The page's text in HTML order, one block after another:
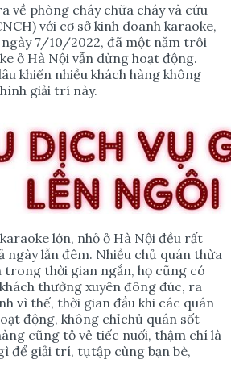
về phòng cháy chữa cháy và cứu
với cơ sở kinh doanh karaoke,
7/10/2022, đã một năm trôi
ở Hà Nội vẫn dừng hoạt động.
khiến nhiều khách hàng không
giải trí này.
lớn, nhỏ ở Hà Nội đều rất
ngày lẫn đêm. Nhiều chủ quán thừa
trong thời gian ngắn, họ cũng có
thường xuyên đông đúc, ra
vì thế, thời gian đầu khi các quán
động, không chỉchủ quán sốt
cũng tỏ vẻ tiếc nuối, thậm chí là
để giải trí, tụtập cùng bạn bè,